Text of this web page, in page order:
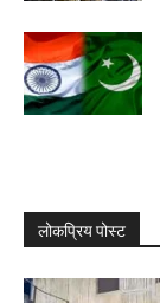
लोकप्रिय पोस्ट